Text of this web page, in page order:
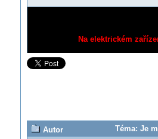
Na elektrickém
Autor
Téma: Je